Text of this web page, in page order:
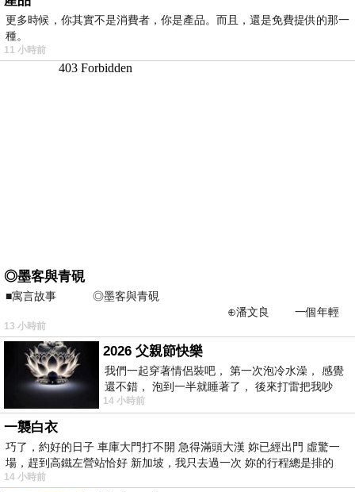
更多時候，你其實不是消費者，你是產品。而且，還是免費提供的那一
種。
11 小時前
◎墨客與青硯
■寓言故事 ◎墨客與青硯
⊕潘文良 一個年輕
的墨客，在京城的古玩肆裡
13 小時前
2026 父親節快樂
我們一起穿著情侶裝吧， 第一次泡冷水澡， 感覺
還不錯， 泡到一半就睡著了， 後來打雷把我吵
醒， 手
14 小時前
一襲白衣
巧了，約好的日子 車庫大門打不開 急得滿頭大漢 妳已經出門 虛驚一
場，趕到高鐵左營站恰好 新加坡，我只去過一次 妳的行程總是排的
14 小時前